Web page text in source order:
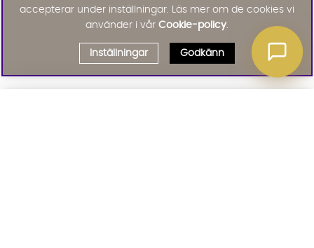
accepterar under inställningar. Läs mer om de cookies vi
använder i vår Cookie-policy.
Inställningar Godkänn